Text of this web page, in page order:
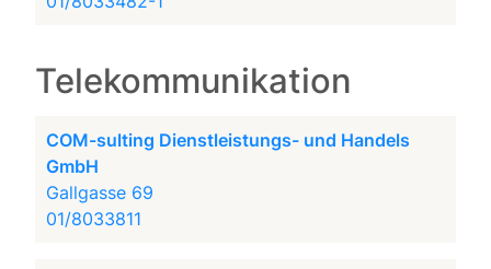
Telekommunikation
COM-sulting Dienstleistungs- und Handels
GmbH
Gallgasse 69
01/8033811